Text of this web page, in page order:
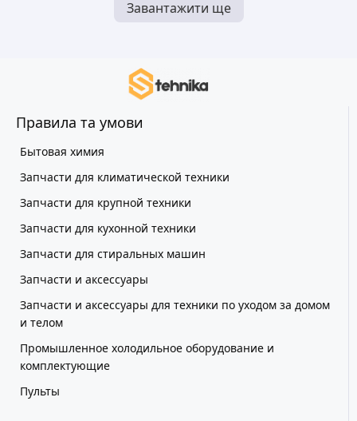
Завантажити ще
Правила та умови
Бытовая химия
Запчасти для климатической техники
Запчасти для крупной техники
Запчасти для кухонной техники
Запчасти для стиральных машин
Запчасти и аксессуары
Запчасти и аксессуары для техники по уходом за домом
и телом
Промышленное холодильное оборудование и
комплектующие
Пульты